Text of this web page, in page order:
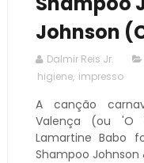
Johnson
Dalmir Reis Jr.
higiene, impresso
A canção
Valença (ou 'O
Lamartine Babo
Shampoo Johnson